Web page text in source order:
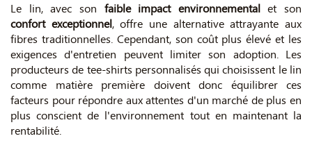
Le lin, avec son faible impact environnementalet son
confort exceptionnel, offre une alternative attrayante aux
fibres traditionnelles. Cependant, son coût plus élevé et les
exigences d'entretien peuvent limiter son adoption. Les
producteurs de tee-shirts personnalisés qui choisissent le lin
comme matière première doivent donc équilibrer ces
facteurs pour répondre aux attentes d'un marché de plus en
plus conscient de l'environnement tout en maintenant la
rentabilité.